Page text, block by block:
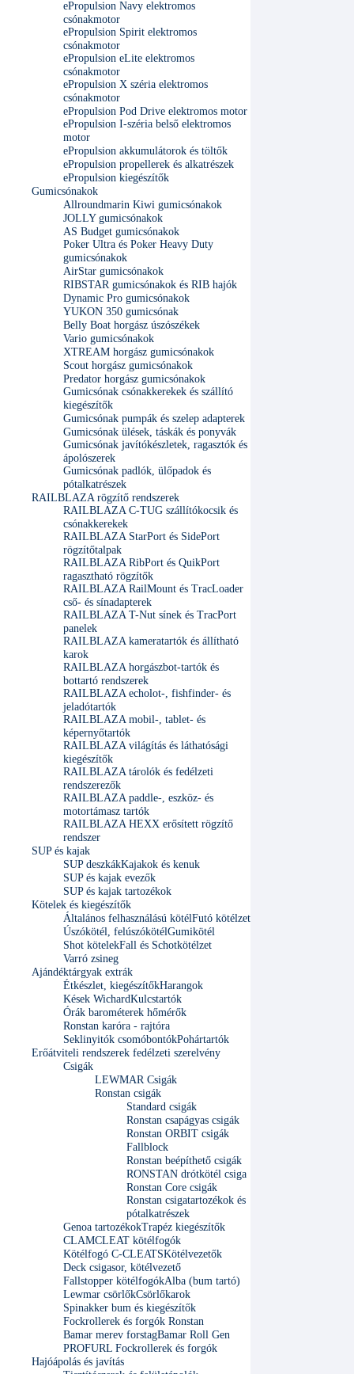
ePropulsion Navy elektromos
csónakmotor
ePropulsion Spirit elektromos
csónakmotor
ePropulsion eLite elektromos
csónakmotor
ePropulsion X széria elektromos
csónakmotor
ePropulsion Pod Drive elektromos motor
ePropulsion I-széria belső elektromos
motor
ePropulsion akkumulátorok és töltők
ePropulsion propellerek és alkatrészek
ePropulsion kiegészítők
Gumicsónakok
Allroundmarin Kiwi gumicsónakok
JOLLY gumicsónakok
AS Budget gumicsónakok
Poker Ultra és Poker Heavy Duty
gumicsónakok
AirStar gumicsónakok
RIBSTAR gumicsónakok és RIB hajók
Dynamic Pro gumicsónakok
YUKON 350 gumicsónak
Belly Boat horgász úszószékek
Vario gumicsónakok
XTREAM horgász gumicsónakok
Scout horgász gumicsónakok
Predator horgász gumicsónakok
Gumicsónak csónakkerekek és szállító
kiegészítők
Gumicsónak pumpák és szelep adapterek
Gumicsónak ülések, táskák és ponyvák
Gumicsónak javítókészletek, ragasztók és
ápolószerek
Gumicsónak padlók, ülőpadok és
pótalkatrészek
RAILBLAZA rögzítő rendszerek
RAILBLAZA C-TUG szállítókocsik és
csónakkerekek
RAILBLAZA StarPort és SidePort
rögzítőtalpak
RAILBLAZA RibPort és QuikPort
ragasztható rögzítők
RAILBLAZA RailMount és TracLoader
cső- és sínadapterek
RAILBLAZA T-Nut sínek és TracPort
panelek
RAILBLAZA kameratartók és állítható
karok
RAILBLAZA horgászbot-tartók és
bottartó rendszerek
RAILBLAZA echolot-, fishfinder- és
jeladótartók
RAILBLAZA mobil-, tablet- és
képernyőtartók
RAILBLAZA világítás és láthatósági
kiegészítők
RAILBLAZA tárolók és fedélzeti
rendszerezők
RAILBLAZA paddle-, eszköz- és
motortámasz tartók
RAILBLAZA HEXX erősített rögzítő
rendszer
SUP és kajak
SUP deszkákKajakok és kenuk
SUP és kajak evezők
SUP és kajak tartozékok
Kötelek és kiegészítők
Általános felhasználású kötélFutó kötélzet
Úszókötél, felúszókötélGumikötél
Shot kötelekFall és Schotkötélzet
Varró zsineg
Ajándéktárgyak extrák
Étkészlet, kiegészítőkHarangok
Kések WichardKulcstartók
Órák barométerek hőmérők
Ronstan karóra - rajtóra
Seklinyitók csomóbontókPohártartók
Erőátviteli rendszerek fedélzeti szerelvény
Csigák
LEWMAR Csigák
Ronstan csigák
Standard csigák
Ronstan csapágyas csigák
Ronstan ORBIT csigák
Fallblock
Ronstan beépíthető csigák
RONSTAN drótkötél csiga
Ronstan Core csigák
Ronstan csigatartozékok és
pótalkatrészek
Genoa tartozékokTrapéz kiegészítők
CLAMCLEAT kötélfogók
Kötélfogó C-CLEATSKötélvezetők
Deck csigasor, kötélvezető
Fallstopper kötélfogókAlba (bum tartó)
Lewmar csörlőkCsörlőkarok
Spinakker bum és kiegészítők
Fockrollerek és forgók Ronstan
Bamar merev forstagBamar Roll Gen
PROFURL Fockrollerek és forgók
Hajóápolás és javítás